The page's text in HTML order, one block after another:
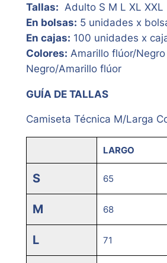
Tallas: Adulto S M L XL XXL
En bolsas: 5 unidades x
En cajas: 100 unidades x
Colores: Amarillo flúor/
Negro/Amarillo flúor
GUÍA DE TALLAS
Camiseta Técnica M/Larga
LARGO
S 65
M 68
L 71